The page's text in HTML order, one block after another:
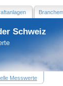
Schweiz
Messwerte